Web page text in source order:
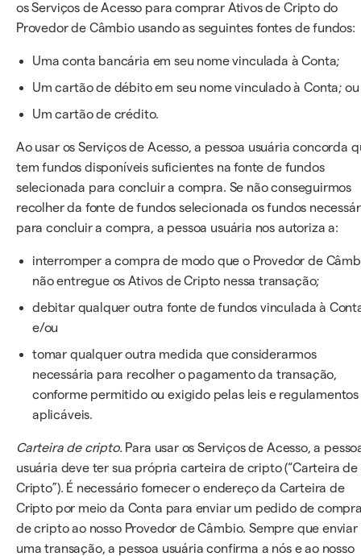
os Serviços de Acesso para comprar Ativos de Cripto do
Provedor de Câmbio usando as seguintes fontes de fundos:
Uma conta bancária em seu nome vinculada à Conta;
Um cartão de débito em seu nome vinculado à Conta; ou
Um cartão de crédito.
Ao usar os Serviços de Acesso, a pessoa usuária concorda
tem fundos disponíveis suficientes na fonte de fundos
selecionada para concluir a compra. Se não conseguirmos
recolher da fonte de fundos selecionada os fundos
para concluir a compra, a pessoa usuária nos autoriza a:
interromper a compra de modo que o Provedor de
não entregue os Ativos de Cripto nessa transação;
debitar qualquer outra fonte de fundos vinculada à
e/ou
tomar qualquer outra medida que considerarmos
necessária para recolher o pagamento da transação,
conforme permitido ou exigido pelas leis e regulamentos
aplicáveis.
Carteira de cripto. Para usar os Serviços de Acesso, a
usuária deve ter sua própria carteira de cripto (“Carteira de
Cripto”). É necessário fornecer o endereço da Carteira de
Cripto por meio da Conta para enviar um pedido de
de cripto ao nosso Provedor de Câmbio. Sempre que enviar
uma transação, a pessoa usuária confirma a nós e ao nosso